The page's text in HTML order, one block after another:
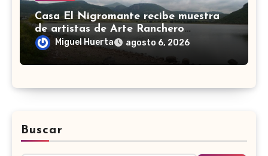
Casa El Nigromante recibe muestra
de artistas de Arte Ranchero
Pandillero
Miguel Huerta agosto 6, 2026
Buscar